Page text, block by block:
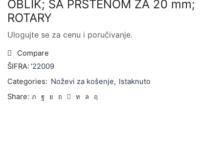
OBLIK; SA PRSTENOM ZA 20 mm;
ROTARY
Ulogujte se za cenu i poručivanje.
Compare
ŠIFRA: '22009
Categories: Noževi za košenje, Istaknuto
Share: